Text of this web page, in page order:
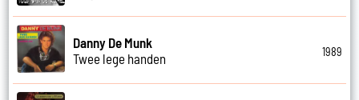
Danny De Munk
Twee lege handen
1989